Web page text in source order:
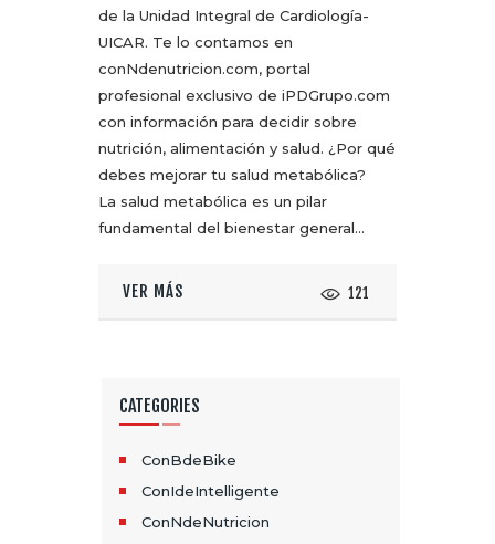
de la Unidad Integral de Cardiología-
UICAR. Te lo contamos en
conNdenutricion.com, portal
profesional exclusivo de iPDGrupo.com
con información para decidir sobre
nutrición, alimentación y salud. ¿Por qué
debes mejorar tu salud metabólica?
La salud metabólica es un pilar
fundamental del bienestar general…
VER MÁS 121
CATEGORIES
ConBdeBike
ConIdeIntelligente
ConNdeNutricion